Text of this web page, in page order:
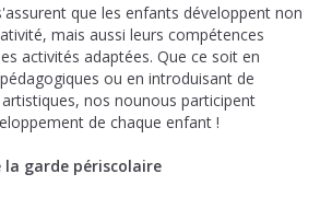
que les enfants développent non
mais aussi leurs compétences
activités adaptées. Que ce soit en
ou en introduisant de
nos nounous participent
de chaque enfant !
la garde périscolaire